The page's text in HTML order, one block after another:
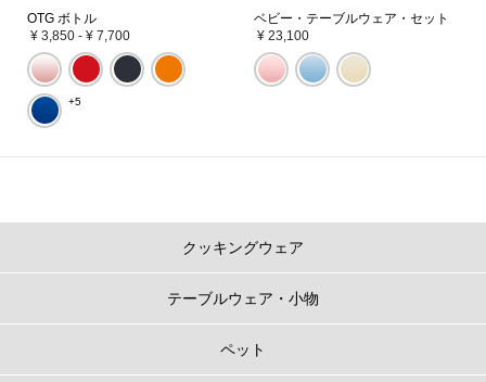
OTG ボトル
¥ 3,850 - ¥ 7,700
+5
ベビー・テーブルウェア・セット
¥ 23,100
クッキングウェア
テーブルウェア・小物
ペット